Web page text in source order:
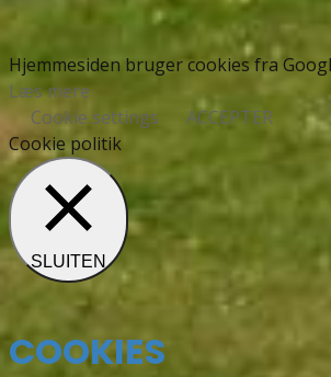
Hjemmesiden bruger cookies fra
Læs mere
Cookie settings
ACCEPTER
Cookie politik
SLUITEN
COOKIES